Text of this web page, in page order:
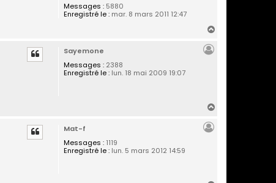
Messages :5880
Enregistré le :mar. 8 mars 2011 12:47
Sayemone
Messages :2388
Enregistré le :lun. 18 mai 2009 19:07
Mat-f
Messages :1119
Enregistré le :lun. 5 mars 2012 14:59